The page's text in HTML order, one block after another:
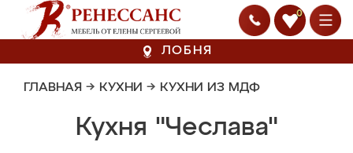
0
ЛОБНЯ
ГЛАВНАЯ → КУХНИ → КУХНИ ИЗ МДФ
Кухня "Чеслава"